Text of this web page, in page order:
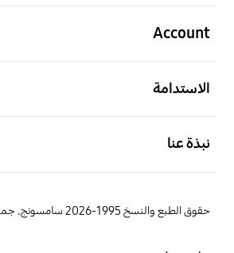
Account
الاستدامة
نبذة عنا
حقوق الطبع والنسخ 1995-2026 سامسونج. جميع الحقوق محفوظة.